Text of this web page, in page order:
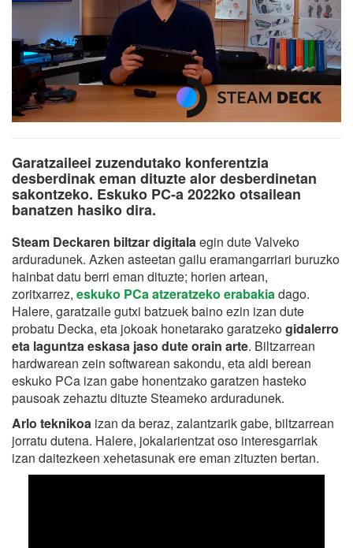
Garatzaileei zuzendutako konferentzia
desberdinak eman dituzte alor desberdinetan
sakontzeko. Eskuko PC-a 2022ko otsailean
banatzen hasiko dira.
Steam Deckaren biltzar digitalaegin dute Valveko
arduradunek. Azken asteetan gailu eramangarriari buruzko
hainbat datu berri eman dituzte; horien artean,
zoritxarrez, eskuko PCa atzeratzeko erabakiadago.
Halere, garatzaile gutxi batzuek baino ezin izan dute
probatu Decka, eta jokoak honetarako garatzekogidalerro
eta laguntza eskasa jaso dute orain arte. Biltzarrean
hardwarean zein softwarean sakondu, eta aldi berean
eskuko PCa izan gabe honentzako garatzen hasteko
pausoak zehaztu dituzte Steameko arduradunek.
Arlo teknikoa izan da beraz, zalantzarik gabe, biltzarrean
jorratu dutena. Halere, jokalarientzat oso interesgarriak
izan daitezkeen xehetasunak ere eman zituzten bertan.